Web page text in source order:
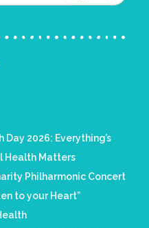
2026: Everything’s
Health Matters
Philharmonic Concert
to your Heart”